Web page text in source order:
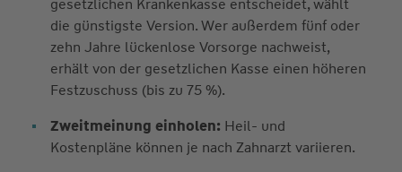
gesetzlichen Krankenkasse entscheidet, wählt
die günstigste Version. Wer außerdem fünf oder
zehn Jahre lückenlose Vorsorge nachweist,
erhält von der gesetzlichen Kasse einen höheren
Festzuschuss (bis zu 75 %).
Zweitmeinung einholen: Heil- und
Kostenpläne können je nach Zahnarzt variieren.